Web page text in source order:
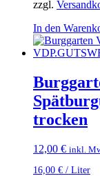
zzgl.
In den
trocken
12,00 € inkl.
16,00 € / Liter